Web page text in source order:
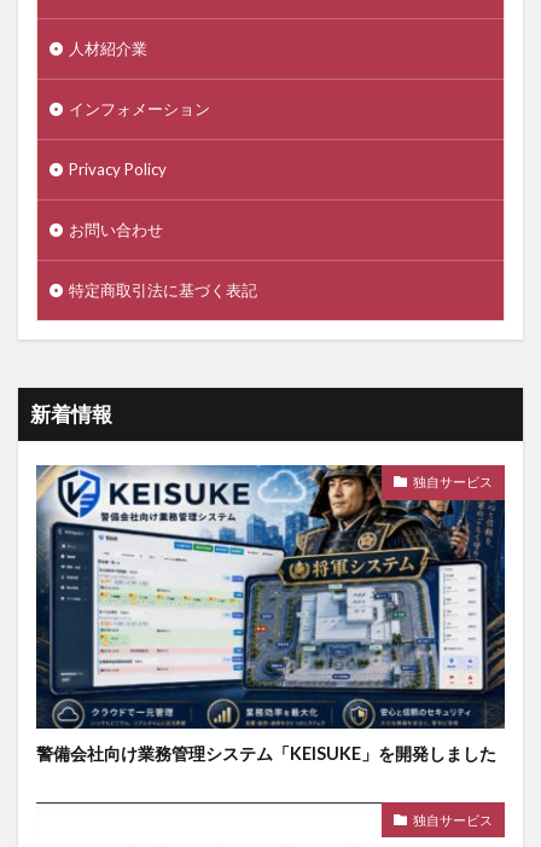
人材紹介業
インフォメーション
Privacy Policy
お問い合わせ
特定商取引法に基づく表記
新着情報
独自サービス
警備会社向け業務管理システム「KEISUKE」を開発しました
独自サービス